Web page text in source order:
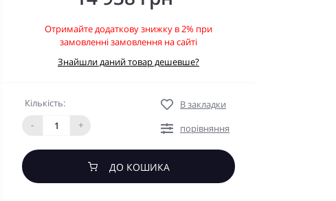
Отримайте додаткову знижку в 2% при
замовленні замовлення на сайті
Знайшли даний товар дешевше?
Кількість:
-
+
В закладки
порівняння
ДО КОШИКА